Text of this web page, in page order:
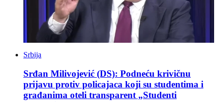
Srbija
Srđan Milivojević (DS): Podneću krivičnu
prijavu protiv policajaca koji su studentima i
građanima oteli transparent „Studenti